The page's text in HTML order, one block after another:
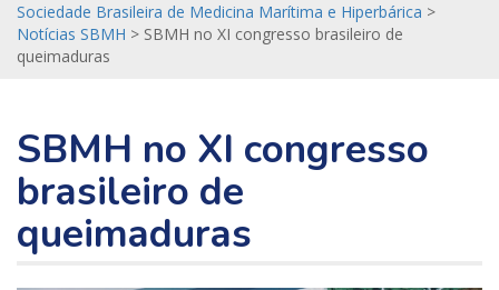
Sociedade Brasileira de Medicina Marítima e Hiperbárica >
Notícias SBMH > SBMH no XI congresso brasileiro de
queimaduras
SBMH no XI congresso
brasileiro de
queimaduras